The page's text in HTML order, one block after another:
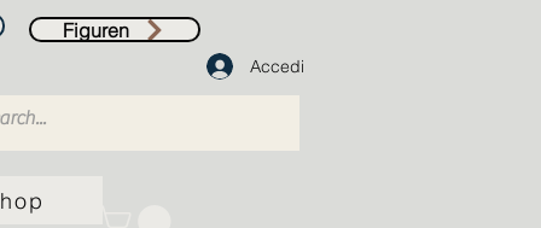
Accedi
Figuren